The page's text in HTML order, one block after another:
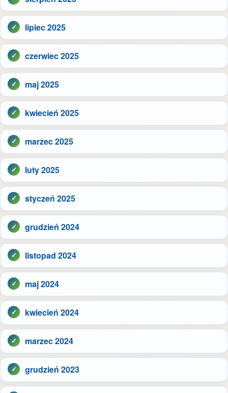
lipiec 2025
czerwiec 2025
maj 2025
kwiecień 2025
marzec 2025
luty 2025
styczeń 2025
grudzień 2024
listopad 2024
maj 2024
kwiecień 2024
marzec 2024
grudzień 2023